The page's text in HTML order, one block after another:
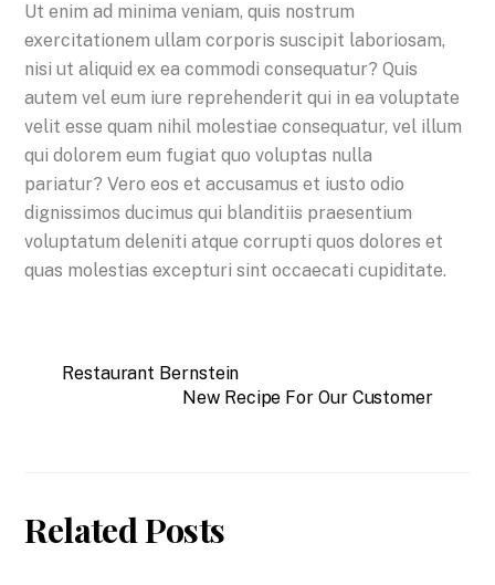
Ut enim ad minima veniam, quis nostrum
exercitationem ullam corporis suscipit laboriosam,
nisi ut aliquid ex ea commodi consequatur? Quis
autem vel eum iure reprehenderit qui in ea voluptate
velit esse quam nihil molestiae consequatur, vel illum
qui dolorem eum fugiat quo voluptas nulla
pariatur? Vero eos et accusamus et iusto odio
dignissimos ducimus qui blanditiis praesentium
voluptatum deleniti atque corrupti quos dolores et
quas molestias excepturi sint occaecati cupiditate.
Restaurant Bernstein
New Recipe For Our Customer
Related Posts